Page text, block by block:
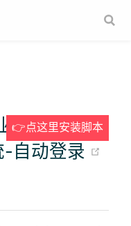
技术人员继
-自动登录
👉点这里安装脚本